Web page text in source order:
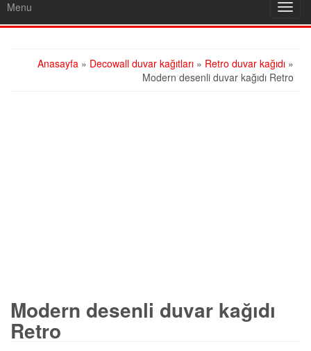
Menu
Anasayfa » Decowall duvar kağıtları » Retro duvar kağıdı »
Modern desenli duvar kağıdı Retro
Modern desenli duvar kağıdı
Retro